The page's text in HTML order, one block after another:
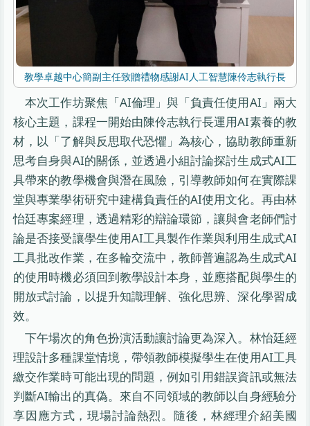
教學卓越中心簡副主任致贈禮物感謝AI人工智慧陳伶志執行長
本次工作坊聚焦「AI倫理」與「負責任使用AI」兩大
核心主題，課程一開始由陳伶志執行長運用AI素養的教
材，以「了解與反思取代恐懼」為核心，協助教師重新
思考自身與AI的關係，並透過小組討論探討生成式AI工
具帶來的教學機會與潛在風險，引導教師如何在實際課
堂與專業學術研究中建構負責任的AI使用文化。再由林
怡廷專案經理，透過精彩的辯論環節，讓與會老師們討
論是否接受讓學生使用AI工具製作作業與利用生成式AI
工具批改作業，在多輪交流中，教師普遍認為生成式AI
的使用時機必須回到教學設計本身，並應搭配與學生的
開放式討論，以提升知識理解、強化思辨、深化學習成
效。
下午場次的角色扮演活動讓討論更為深入。林怡廷經
理設計多種課堂情境，帶領教師模擬學生在使用AI工具
繳交作業時可能出現的問題，例如引用錯誤資訊或無法
判斷AI輸出的真偽。來自不同領域的教師以自身經驗分
享因應方式，現場討論熱烈。隨後，林經理介紹美國